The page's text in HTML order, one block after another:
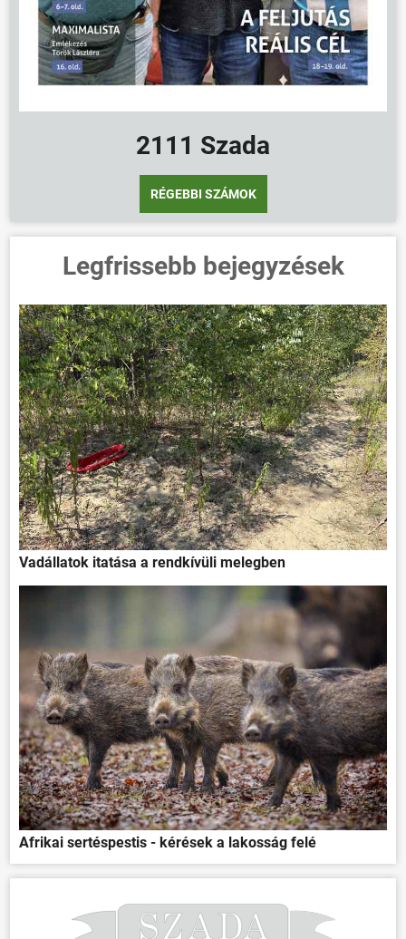
2111 Szada
RÉGEBBI SZÁMOK
Legfrissebb bejegyzések
Vadállatok itatása a rendkívüli melegben
Afrikai sertéspestis - kérések a lakosság felé